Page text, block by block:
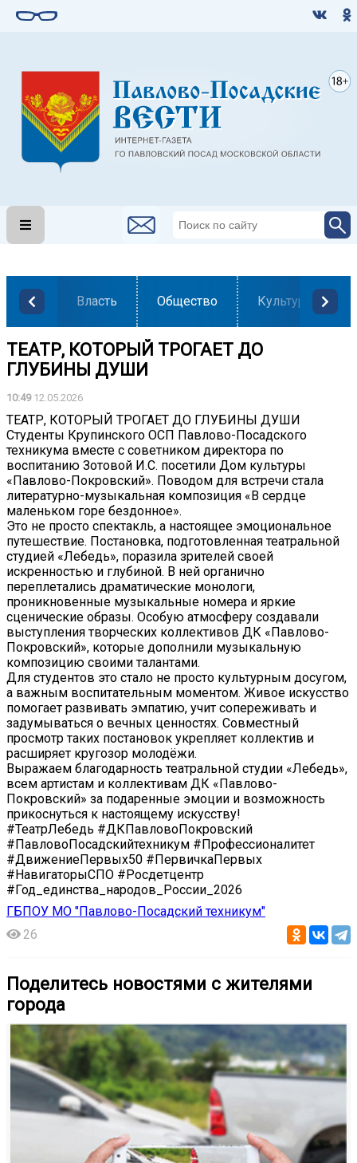
Власть Общество Культура
ТЕАТР, КОТОРЫЙ ТРОГАЕТ ДО
ГЛУБИНЫ ДУШИ
10:4912.05.2026
ТЕАТР, КОТОРЫЙ ТРОГАЕТ ДО ГЛУБИНЫ ДУШИ
Студенты Крупинского ОСП Павлово-Посадского
техникума вместе с советником директора по
воспитанию Зотовой И.С. посетили Дом культуры
«Павлово-Покровский». Поводом для встречи стала
литературно-музыкальная композиция «В сердце
маленьком горе бездонное».
Это не просто спектакль, а настоящее эмоциональное
путешествие. Постановка, подготовленная театральной
студией «Лебедь», поразила зрителей своей
искренностью и глубиной. В ней органично
переплетались драматические монологи,
проникновенные музыкальные номера и яркие
сценические образы. Особую атмосферу создавали
выступления творческих коллективов ДК «Павлово-
Покровский», которые дополнили музыкальную
композицию своими талантами.
Для студентов это стало не просто культурным досугом,
а важным воспитательным моментом. Живое искусство
помогает развивать эмпатию, учит сопереживать и
задумываться о вечных ценностях. Совместный
просмотр таких постановок укрепляет коллектив и
расширяет кругозор молодёжи.
Выражаем благодарность театральной студии «Лебедь»,
всем артистам и коллективам ДК «Павлово-
Покровский» за подаренные эмоции и возможность
прикоснуться к настоящему искусству!
#ТеатрЛебедь #ДКПавловоПокровский
#ПавловоПосадскийтехникум #Профессионалитет
#ДвижениеПервых50 #ПервичкаПервых
#НавигаторыСПО #Росдетцентр
#Год_единства_народов_России_2026
ГБПОУ МО "Павлово-Посадский техникум"
26
Поделитесь новостями с жителями
города